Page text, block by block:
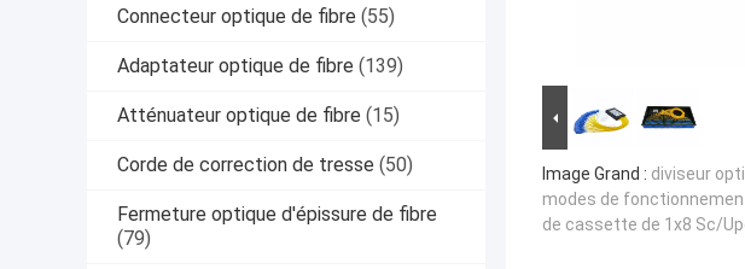
Connecteur optique de fibre (55)
Adaptateur optique de fibre (139)
Atténuateur optique de fibre (15)
Corde de correction de tresse (50)
Fermeture optique d'épissure de fibre
(79)
Image Grand : diviseur
modes de
de cassette de 1x8 Sc/